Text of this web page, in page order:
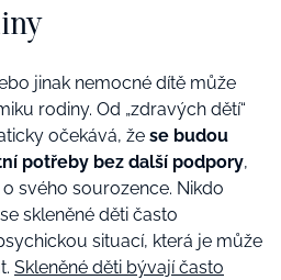
jinak nemocné dítě může
rodiny. Od „zdravých dětí“
očekává, že se budou
potřeby bez další podpory,
svého sourozence. Nikdo
skleněné děti často
situací, která je může
Skleněné děti bývají často